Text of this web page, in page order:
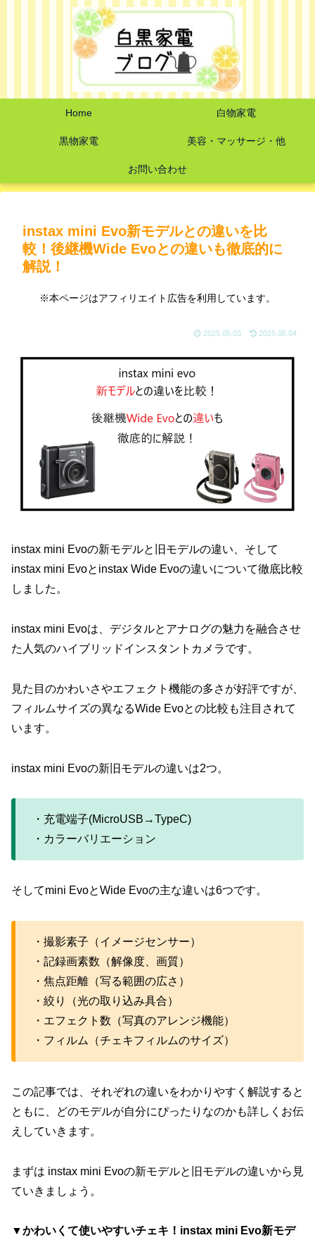
Home 白物家電
黒物家電 美容・マッサージ・他
お問い合わせ
instax mini Evo新モデルとの違いを比
較！後継機Wide Evoとの違いも徹底的に
解説！
※本ページはアフィリエイト広告を利用しています。
2025.05.03 2025.05.04
instax mini Evoの新モデルと旧モデルの違い、そして
instax mini Evoとinstax Wide Evoの違いについて徹底比較
しました。
instax mini Evoは、デジタルとアナログの魅力を融合させ
た人気のハイブリッドインスタントカメラです。
見た目のかわいさやエフェクト機能の多さが好評ですが、
フィルムサイズの異なるWide Evoとの比較も注目されて
います。
instax mini Evoの新旧モデルの違いは2つ。
・充電端子(MicroUSB→TypeC)
・カラーバリエーション
そしてmini EvoとWide Evoの主な違いは6つです。
・撮影素子（イメージセンサー）
・記録画素数（解像度、画質）
・焦点距離（写る範囲の広さ）
・絞り（光の取り込み具合）
・エフェクト数（写真のアレンジ機能）
・フィルム（チェキフィルムのサイズ）
この記事では、それぞれの違いをわかりやすく解説すると
ともに、どのモデルが自分にぴったりなのかも詳しくお伝
えしていきます。
まずは instax mini Evoの新モデルと旧モデルの違いから見
ていきましょう。
▼かわいくて使いやすいチェキ！instax mini Evo新モデ